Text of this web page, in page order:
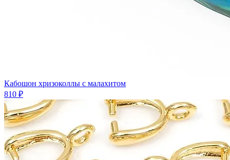
Кабошон хризоколлы с малахитом
810 ₽